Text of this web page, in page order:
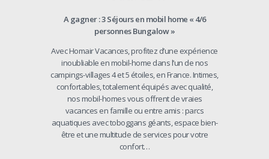
A gagner : 3 Séjours en mobil home « 4/6
personnes Bungalow »
Avec Homair Vacances, profitez d’une expérience
inoubliable en mobil-home dans l’un de nos
campings-villages 4 et 5 étoiles, en France. Intimes,
confortables, totalement équipés avec qualité,
nos mobil-homes vous offrent de vraies
vacances en famille ou entre amis : parcs
aquatiques avec toboggans géants, espace bien-
être et une multitude de services pour votre
confort…